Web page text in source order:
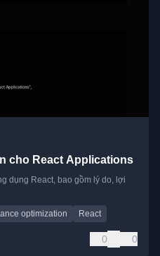
cho React Applications
dụng React, bao gồm lý do, lợi
optimization React
0 0